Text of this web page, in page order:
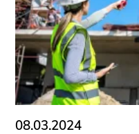
08.03.2024